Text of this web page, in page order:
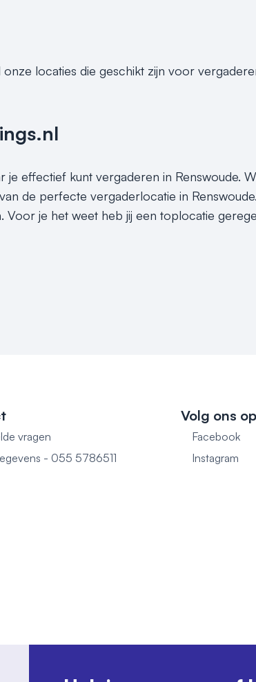
locaties die geschikt zijn voor
effectief kunt vergaderen in Renswoude.
de perfecte vergaderlocatie in
je het weet heb jij een toplocatie
vragen
- 055 5786511
Volg ons op
Facebook
Instagram